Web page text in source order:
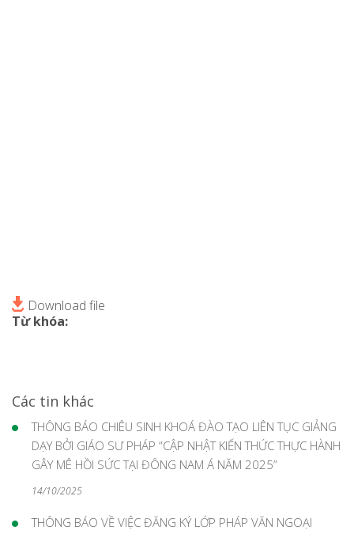
Download file
Từ khóa:
Các tin khác
THÔNG BÁO CHIÊU SINH KHOÁ ĐÀO TẠO LIÊN TỤC GIẢNG
DẠY BỞI GIÁO SƯ PHÁP “CẬP NHẬT KIẾN THỨC THỰC HÀNH
GÂY MÊ HỒI SỨC TẠI ĐÔNG NAM Á NĂM 2025”
14/10/2025
THÔNG BÁO VỀ VIỆC ĐĂNG KÝ LỚP PHÁP VĂN NGOẠI